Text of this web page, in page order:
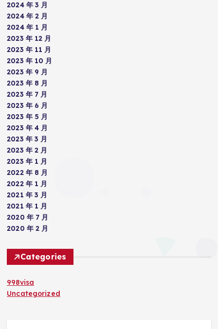
2024 年 3 月
2024 年 2 月
2024 年 1 月
2023 年 12 月
2023 年 11 月
2023 年 10 月
2023 年 9 月
2023 年 8 月
2023 年 7 月
2023 年 6 月
2023 年 5 月
2023 年 4 月
2023 年 3 月
2023 年 2 月
2023 年 1 月
2022 年 8 月
2022 年 1 月
2021 年 3 月
2021 年 1 月
2020 年 7 月
2020 年 2 月
Categories
998visa
Uncategorized